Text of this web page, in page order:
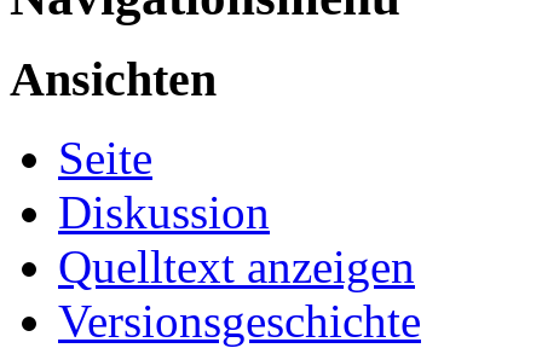
Ansichten
Seite
Diskussion
Quelltext anzeigen
Versionsgeschichte